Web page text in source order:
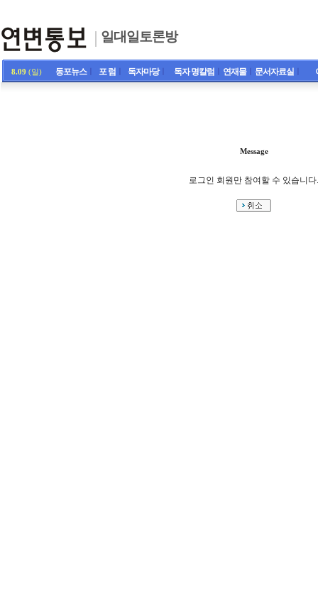
일대일토론방
8.09 (일) 동포뉴스ㅣ 포 럼 독자마당ㅣ 독자 명칼럼 연재물ㅣ 문서자료실
Message
로그인 회원만 참여할 수 있습니다.